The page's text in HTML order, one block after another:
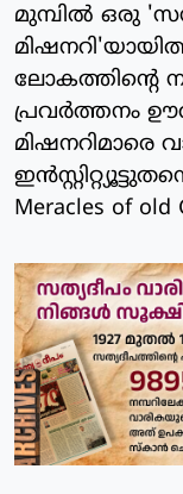
മുമ്പില്‍ ഒരു
ലോകത്തിന്റെ
പ്രവര്‍ത്തനം
മിഷനറിമാരെ
Meracles of